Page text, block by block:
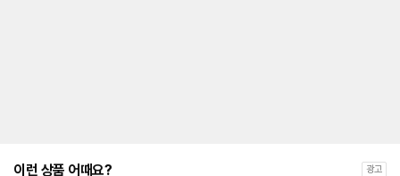
이런 상품 어때요? 광고